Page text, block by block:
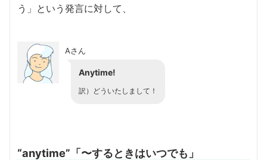
う」という発言に対して、
Aさん
Anytime!
訳）どういたしまして！
“anytime”「〜するときはいつでも」